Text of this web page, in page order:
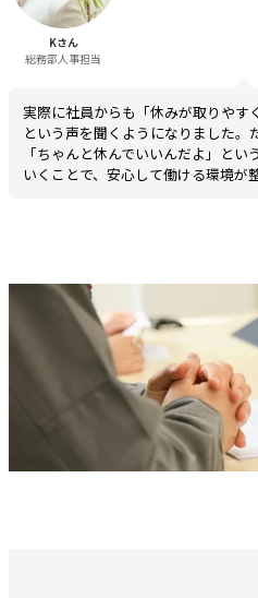
Kさん
総務部人事担当
実際に社員からも「休みが取りやす
という声を聞くようになりました。
「ちゃんと休んでいいんだよ」と
いくことで、安心して働ける環境が